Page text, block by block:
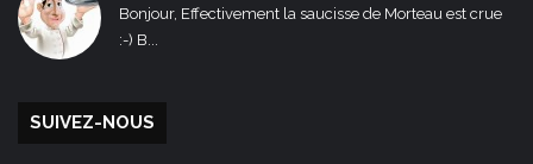
Bonjour, Effectivement la saucisse de Morteau est crue
:-) B...
SUIVEZ-NOUS